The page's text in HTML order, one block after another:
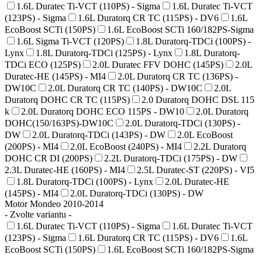
1.6L Duratec Ti-VCT (110PS) - Sigma
1.6L Duratec Ti-VCT
(123PS) - Sigma
1.6L Duratorq CR TC (115PS) - DV6
1.6L
EcoBoost SCTi (150PS)
1.6L EcoBoost SCTi 160/182PS-Sigma
1.6L Sigma Ti-VCT (120PS)
1.8L Duratorq-TDCi (100PS) -
Lynx
1.8L Duratorq-TDCi (125PS) - Lynx
1.8L Duratorq-
TDCi ECO (125PS)
2.0L Duratec FFV DOHC (145PS)
2.0L
Duratec-HE (145PS) - MI4
2.0L Duratorq CR TC (136PS) -
DW10C
2.0L Duratorq CR TC (140PS) - DW10C
2.0L
Duratorq DOHC CR TC (115PS)
2.0 Duratorq DOHC DSL 115
k
2.0L Duratorq DOHC ECO 115PS - DW10
2.0L Duratorq
DOHC(150/163PS)-DW10C
2.0L Duratorq-TDCi (130PS) -
DW
2.0L Duratorq-TDCi (143PS) - DW
2.0L EcoBoost
(200PS) - MI4
2.0L EcoBoost (240PS) - MI4
2.2L Duratorq
DOHC CR DI (200PS)
2.2L Duratorq-TDCi (175PS) - DW
2.3L Duratec-HE (160PS) - MI4
2.5L Duratec-ST (220PS) - VI5
1.8L Duratorq-TDCi (100PS) - Lynx
2.0L Duratec-HE
(145PS) - MI4
2.0L Duratorq-TDCi (130PS) - DW
Motor Mondeo 2010-2014
- Zvolte variantu -
1.6L Duratec Ti-VCT (110PS) - Sigma
1.6L Duratec Ti-VCT
(123PS) - Sigma
1.6L Duratorq CR TC (115PS) - DV6
1.6L
EcoBoost SCTi (150PS)
1.6L EcoBoost SCTi 160/182PS-Sigma